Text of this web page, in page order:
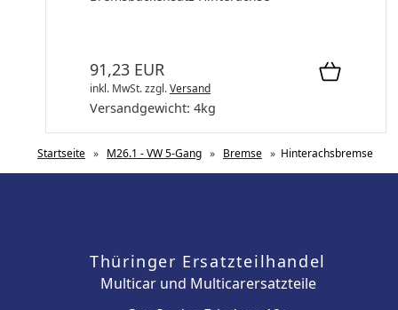
91,23 EUR
inkl. MwSt.zzgl.Versand
Versandgewicht: 4kg
Startseite » M26.1 - VW 5-Gang » Bremse » Hinterachsbremse
Thüringer Ersatzteilhandel
Multicar und Multicarersatzteile